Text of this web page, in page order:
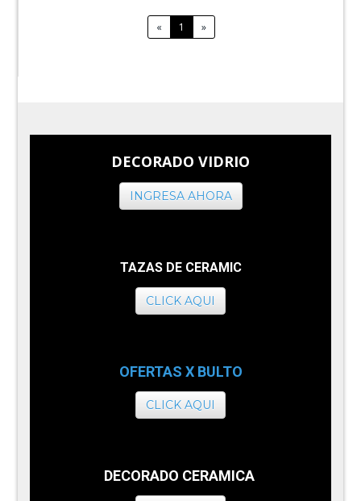
« 1 »
DECORADO VIDRIO
INGRESA AHORA
TAZAS DE CERAMIC
CLICK AQUI
OFERTAS X BULTO
CLICK AQUI
DECORADO CERAMICA